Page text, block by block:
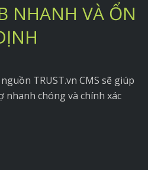
NHANH VÀ ỔN
TRUST.vn CMS sẽ giúp
nhanh chóng và chính xác